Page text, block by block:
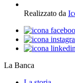
Realizzato da
La Banca